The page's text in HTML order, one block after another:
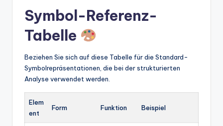
Symbol-Referenz-
Tabelle
Beziehen Sie sich auf diese Tabelle für die Standard-
Symbolrepräsentationen, die bei der strukturierten
Analyse verwendet werden.
Elem
ent
Form Funktion Beispiel